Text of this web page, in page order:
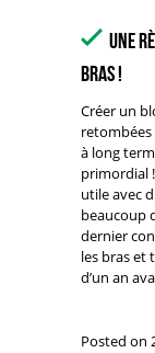
Une
bras !
Créer un
à long
primordial
utile avec
beaucoup
dernier
les bras et
d’un an
Posted on